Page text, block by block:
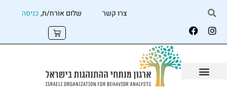
צרו קשר שלום אורח/ת,כניסה